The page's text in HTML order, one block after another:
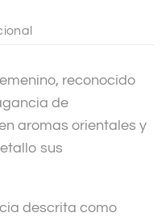
reconocido
de
aromas orientales y
sus
descrita como